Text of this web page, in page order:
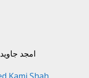
امجد